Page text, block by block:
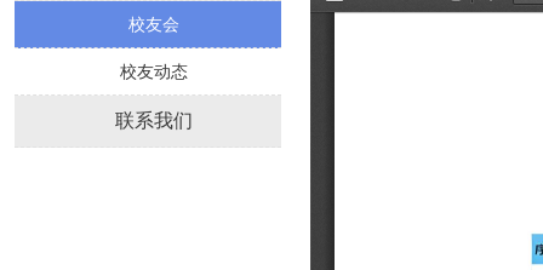
校友会
校友动态
联系我们